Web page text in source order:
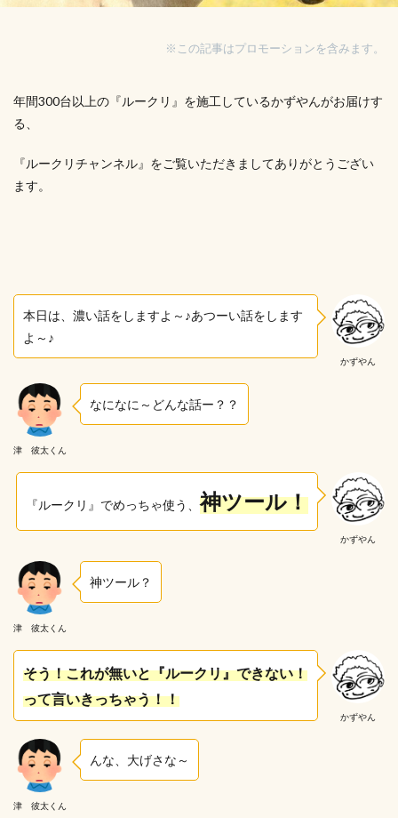
※この記事はプロモーションを含みます。
年間300台以上の『ルークリ』を施工しているかずやんがお届けす
る、
『ルークリチャンネル』をご覧いただきましてありがとうござい
ます。
かずやん
本日は、濃い話をしますよ～♪あつーい話をします
よ～♪
津 彼太くん
なになに～どんな話ー？？
かずやん
『ルークリ』でめっちゃ使う、神ツール！
津 彼太くん
神ツール？
かずやん
そう！これが無いと『ルークリ』できない！
って言いきっちゃう！！
津 彼太くん
んな、大げさな～